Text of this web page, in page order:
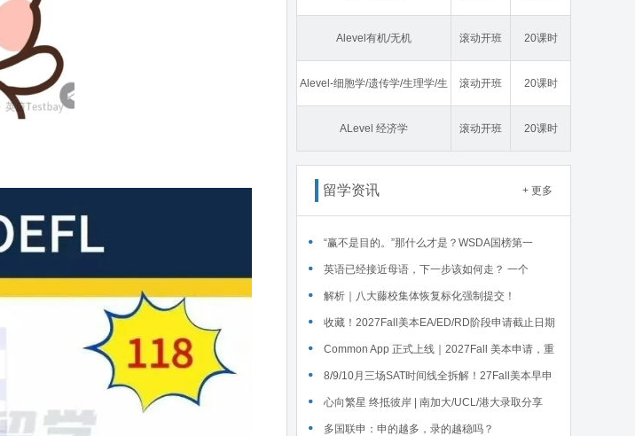
Alevel有机/无机 滚动开班 20课时
Alevel-细胞学/遗传学/生理学/生
态学
滚动开班 20课时
ALevel 经济学 滚动开班 20课时
留学资讯 + 更多
“赢不是目的。”那什么才是？WSDA国榜第一
Serena给出她的回答
英语已经接近母语，下一步该如何走？ 一个
WSDA冠军少年的成长答案
解析｜八大藤校集体恢复标化强制提交！
收藏！2027Fall美本EA/ED/RD阶段申请截止日期
汇总！
Common App 正式上线｜2027Fall 美本申请，重
磅变化务必知晓（附申请截止日期汇总）
‌8/9/10月三场SAT时间线全拆解！27Fall美本早申
时间线盘点～
心向繁星 终抵彼岸 | 南加大/UCL/港大录取分享
多国联申：申的越多，录的越稳吗？